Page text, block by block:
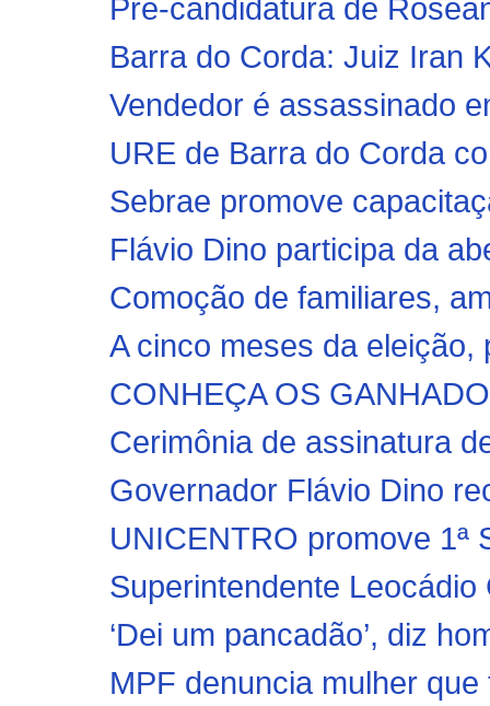
Pré-candidatura de
Barra do Corda: Juiz Iran
Vendedor é assassinado
URE de Barra do Corda
Sebrae promove
Flávio Dino participa da
Comoção de familiares,
A cinco meses da
CONHEÇA OS
Cerimônia de assinatura
Governador Flávio Dino
UNICENTRO promove 1ª
Superintendente
‘Dei um pancadão’, diz
MPF denuncia mulher